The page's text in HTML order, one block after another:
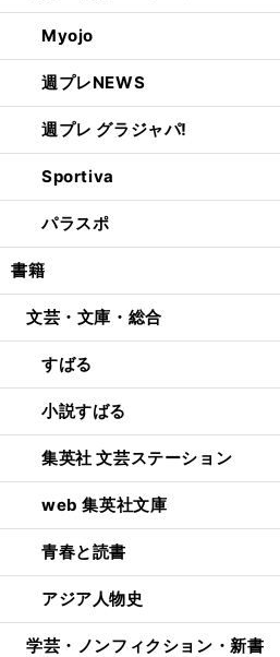
Myojo
週プレNEWS
週プレ グラジャパ!
Sportiva
パラスポ
書籍
文芸・文庫・総合
すばる
小説すばる
集英社 文芸ステーション
web 集英社文庫
青春と読書
アジア人物史
学芸・ノンフィクション・新書